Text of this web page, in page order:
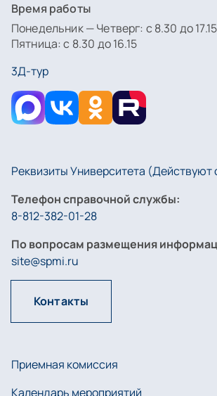
Время работы
Понедельник — Четверг: с 8.30 до 17.15
Пятница: с 8.30 до 16.15
3Д-тур
Реквизиты Университета (Действуют
Телефон справочной службы:
8-812-382-01-28
По вопросам размещения
site@spmi.ru
Контакты
Приемная комиссия
Календарь мероприятий